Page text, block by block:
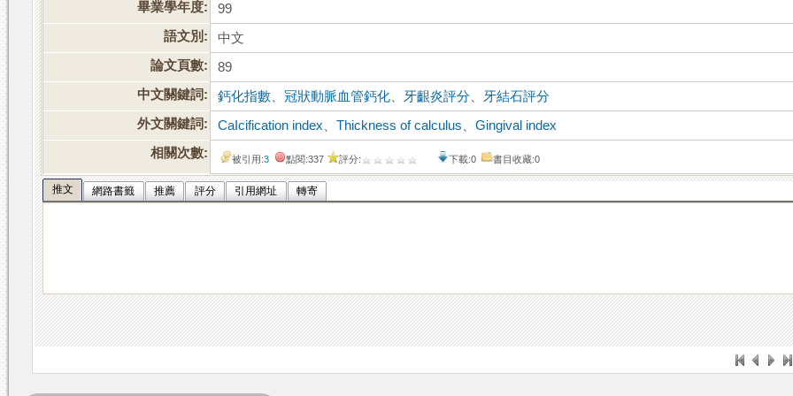
畢業學年度:
99
語文別:
中文
論文頁數:
89
中文關鍵詞:
鈣化指數 、冠狀動脈血管鈣化 牙齦炎評分
牙結石評分
外文關鍵詞:
CaIcification index 、Thickness of calculus 、Gingival index
相關次數:
被引用:3 點閱:337 評分: 下載:0 書目收藏:0
推文 網路書籤 推薦 評分 引用網址 轉寄